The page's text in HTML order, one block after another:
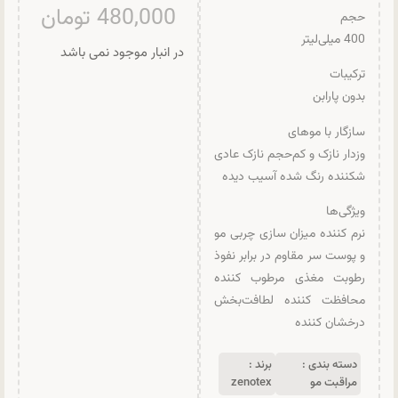
حجم
400 میلی‌لیتر
ترکیبات
بدون پارابن
سازگار با موهای
وزدار نازک و کم‌حجم نازک عادی
شکننده رنگ شده آسیب دیده
ویژگی‌ها
نرم کننده میزان سازی چربی مو
و پوست سر مقاوم در برابر نفوذ
رطوبت مغذی مرطوب کننده
محافظت کننده لطافت‌بخش
درخشان کننده
دسته بندی :
مراقبت مو
برند :
zenotex
480,000 تومان
در انبار موجود نمی باشد